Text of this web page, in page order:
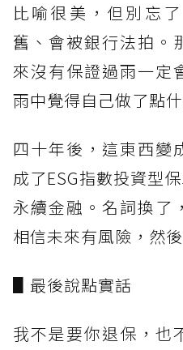
比喻很美，但別忘
舊、會被銀行法拍。
來沒有保證過雨一定
雨中覺得自己做了點什
四十年後，這東西變
成了ESG指數投資型
永續金融。名詞換了
相信未來有風險，然
▋最後說點實話
我不是要你退保，也